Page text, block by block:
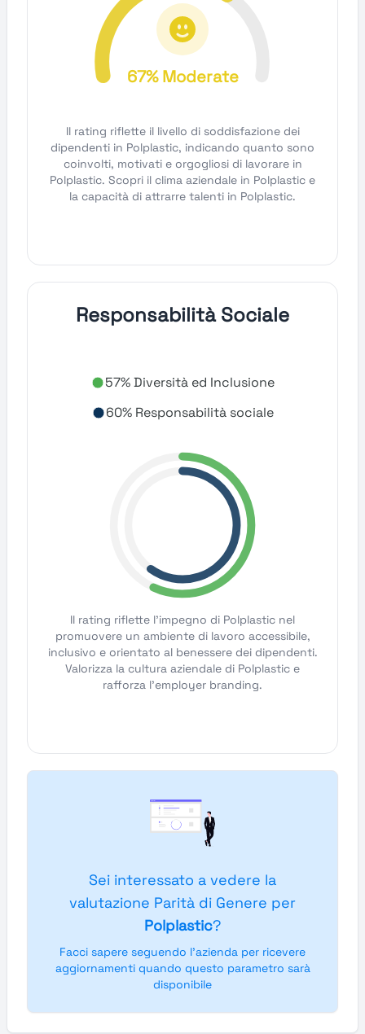
67% Moderate
Il rating riflette il livello di soddisfazione dei
dipendenti in Polplastic, indicando quanto sono
coinvolti, motivati e orgogliosi di lavorare in
Polplastic. Scopri il clima aziendale in Polplastic e
la capacità di attrarre talenti in Polplastic.
Responsabilità Sociale
57% Diversità ed Inclusione
60% Responsabilità sociale
Il rating riflette l'impegno di Polplastic nel
promuovere un ambiente di lavoro accessibile,
inclusivo e orientato al benessere dei dipendenti.
Valorizza la cultura aziendale di Polplastic e
rafforza l'employer branding.
Sei interessato a vedere la
valutazione Parità di Genere per
Polplastic?
Facci sapere seguendo l'azienda per ricevere
aggiornamenti quando questo parametro sarà
disponibile